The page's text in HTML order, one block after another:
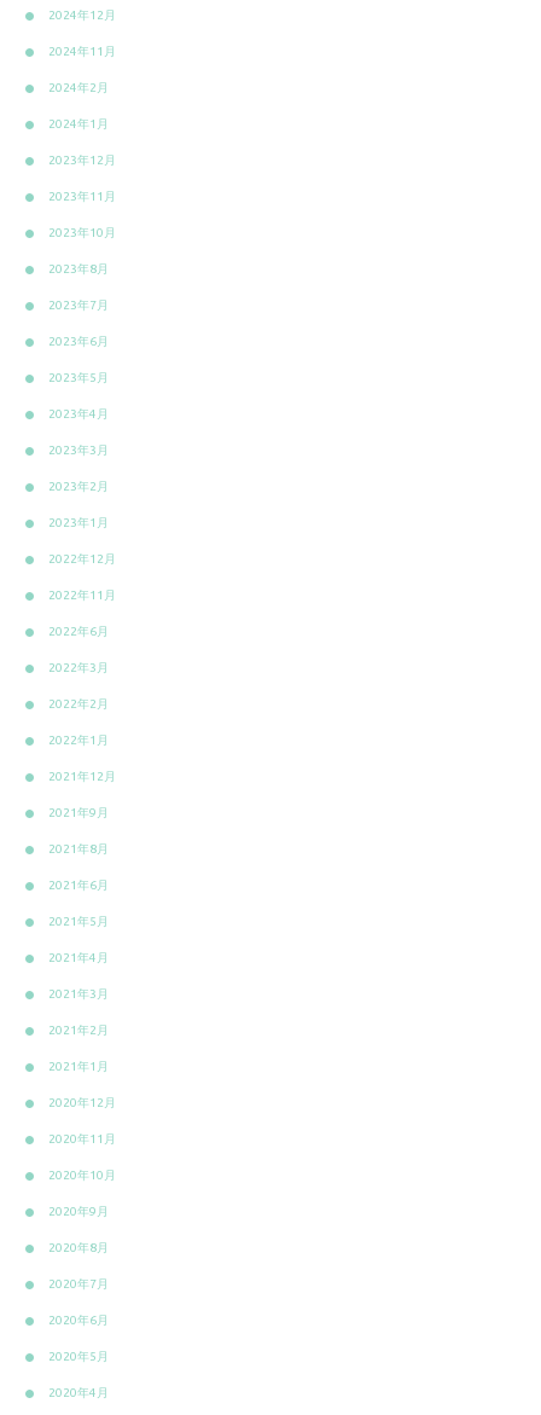
2024年12月
2024年11月
2024年2月
2024年1月
2023年12月
2023年11月
2023年10月
2023年8月
2023年7月
2023年6月
2023年5月
2023年4月
2023年3月
2023年2月
2023年1月
2022年12月
2022年11月
2022年6月
2022年3月
2022年2月
2022年1月
2021年12月
2021年9月
2021年8月
2021年6月
2021年5月
2021年4月
2021年3月
2021年2月
2021年1月
2020年12月
2020年11月
2020年10月
2020年9月
2020年8月
2020年7月
2020年6月
2020年5月
2020年4月